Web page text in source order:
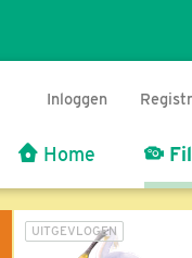
Inloggen
Home
UITGEVLOGEN